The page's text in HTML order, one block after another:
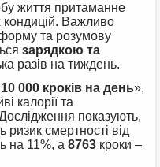
життя притаманне
кондицій. Важливо
та розумову
зарядкою та
разів на тиждень.
10 000 кроків на день»,
калорії та
показують,
смертності від
на 11%, а8763 кроки –